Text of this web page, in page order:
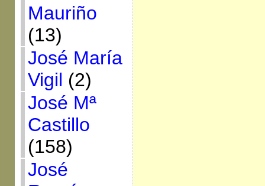
Mauriño
(13)
José María
Vigil (2)
José Mª
Castillo
(158)
José